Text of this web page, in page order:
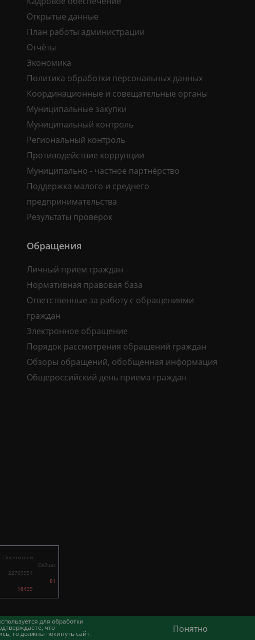
для обработки
что
то должны покинуть сайт. Понятно
Открытые данные
План работы администрации
Отчёты
Экономика
Политика обработки персональных данных
Координационные и совещательные органы
Муниципальные закупки
Муниципальный контроль
Региональный контроль
Противодействие коррупции
Муниципально - частное партнёрство
Поддержка малого и среднего
предпринимательства
Результаты проверок
Обращения
Личный прием граждан
Нормативная правовая база
Ответственные за работу с обращениями
граждан
Электронное обращение
Порядок рассмотрения обращений граждан
Обзоры обращений, обобщенная информация
Общероссийский день приема граждан
Посетители
22769954
18439
Сейчас
81